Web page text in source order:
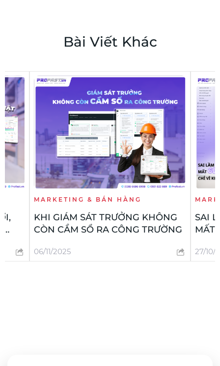
Bài Viết Khác
MARKETING & BÁN HÀNG
KHI GIÁM SÁT TRƯỞNG KHÔNG
CÒN CẦM SỔ RA CÔNG TRƯỜNG
06/11/2025
SAI
MẤT
27/10/